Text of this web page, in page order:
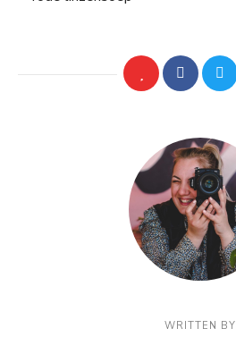
WRITTEN BY